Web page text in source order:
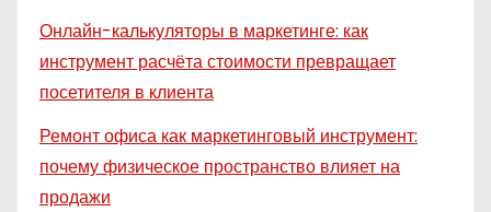
Онлайн-калькуляторы в маркетинге: как
инструмент расчёта стоимости превращает
посетителя в клиента
Ремонт офиса как маркетинговый инструмент:
почему физическое пространство влияет на
продажи